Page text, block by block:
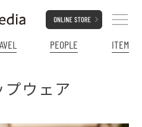
PEOPLE ITEM
ウェア